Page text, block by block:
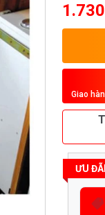
Giao
ƯU